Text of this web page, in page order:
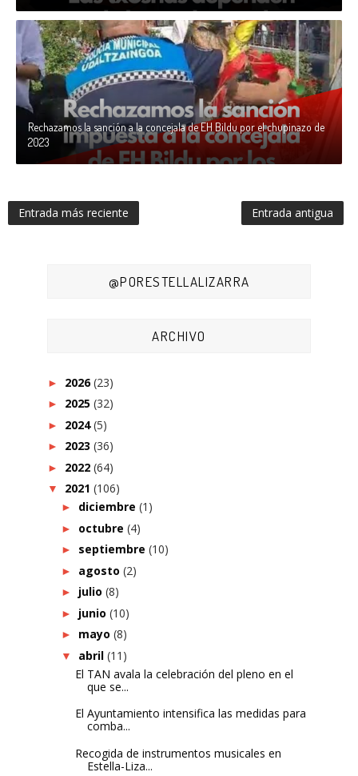
Rechazamos la sanción a la concejala de EH Bildu por el chupinazo de
2023
Entrada más reciente Entrada antigua
@PORESTELLALIZARRA
ARCHIVO
► 2026(23)
► 2025 (32)
► 2024(5)
► 2023 (36)
► 2022 (64)
▼ 2021 (106)
► diciembre (1)
► octubre (4)
► septiembre (10)
► agosto (2)
► julio (8)
► junio (10)
► mayo (8)
▼ abril (11)
El TAN avala la celebración del pleno en el
que se...
El Ayuntamiento intensifica las medidas para
comba...
Recogida de instrumentos musicales en
Estella-Liza...